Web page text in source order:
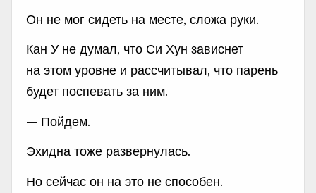
Он не мог сидеть на месте, сложа руки.
Кан У не думал, что Си Хун зависнет
на этом уровне и рассчитывал, что парень
будет поспевать за ним.
— Пойдем.
Эхидна тоже развернулась.
Но сейчас он на это не способен.